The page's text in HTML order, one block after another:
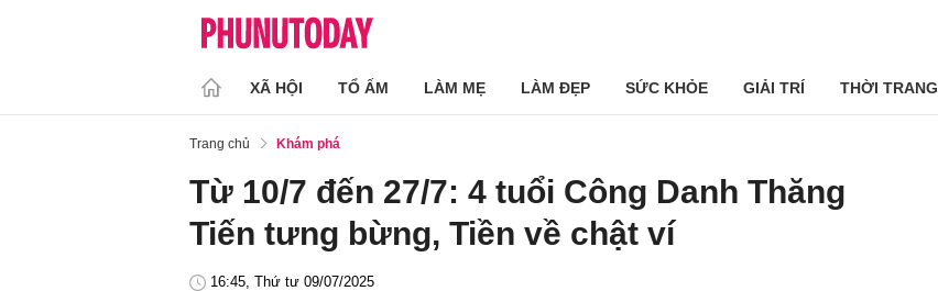
XÃ HỘI TỔ ẤM LÀM MẸ LÀM ĐẸP SỨC KHỎE GIẢI TRÍ THỜI TRANG
Trang chủ Khám phá
Từ 10/7 đến 27/7: 4 tuổi Công Danh Thăng
Tiến tưng bừng, Tiền về chật ví
16:45, Thứ tư 09/07/2025